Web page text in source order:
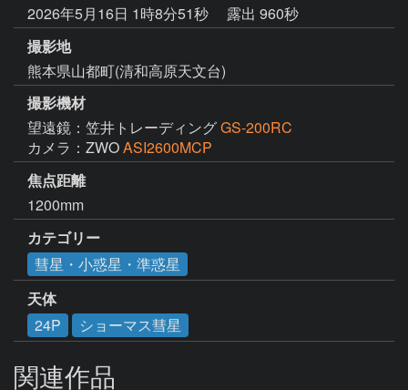
2026年5月16日 1時8分51秒
露出 960秒
撮影地
熊本県山都町(清和高原天文台)
撮影機材
望遠鏡：笠井トレーディングGS-200RC
カメラ：ZWOASI2600MCP
焦点距離
1200mm
カテゴリー
彗星・小惑星・準惑星
天体
24P
ショーマス彗星
関連作品